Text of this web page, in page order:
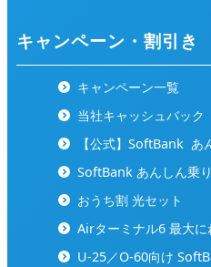
キャンペーン・割引き
キャンペーン一覧
当社キャッシュバック
【公式】SoftBank あ
SoftBank あんしん乗
おうち割 光セット
Airターミナル6 最大
U-25／O-60向け